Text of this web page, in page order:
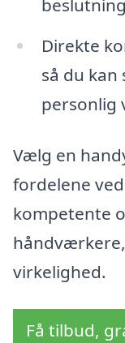
Direkte
så du kan
personlig
Vælg en
fordelene
kompetente
virkelighed.
Få tilbud,